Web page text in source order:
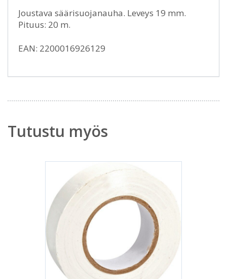
Joustava säärisuojanauha. Leveys 19 mm.
Pituus: 20 m.
EAN: 2200016926129
Tutustu myös